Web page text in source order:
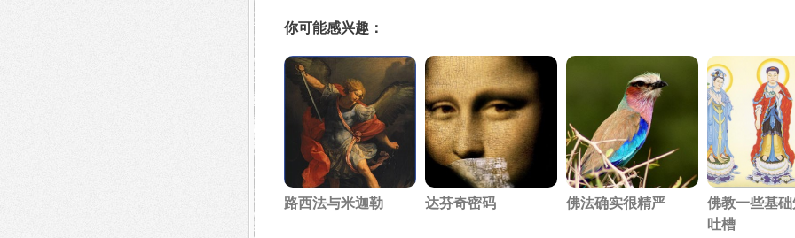
你可能感兴趣：
路西法与米迦勒 达芬奇密码 佛法确实很精严
佛教一些基
吐槽